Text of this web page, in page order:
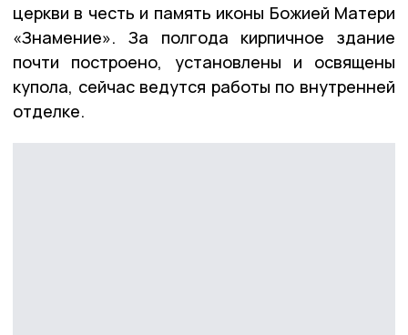
церкви в честь и память иконы Божией Матери
«Знамение». За полгода кирпичное здание
почти построено, установлены и освящены
купола, сейчас ведутся работы по внутренней
отделке.